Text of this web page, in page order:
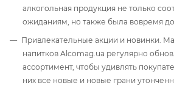
алкогольная продукция не только
ожиданиям, но также была вовремя
Привлекательные акции и новинки.
напитков Alcomag.ua регулярно
ассортимент, чтобы удивлять
них все новые и новые грани